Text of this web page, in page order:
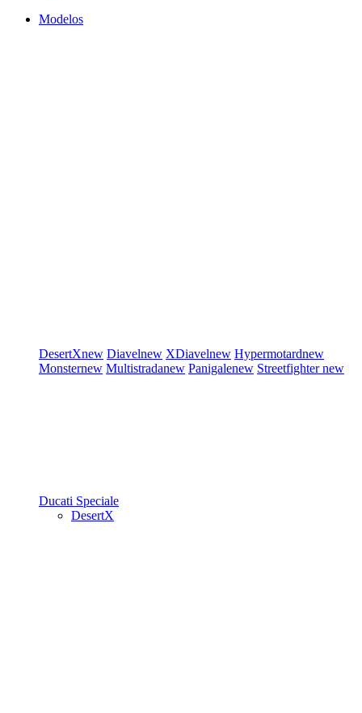
Modelos
DesertXnew Diavelnew XDiavelnew Hypermotardnew
Monsternew Multistradanew Panigalenew Streetfighternew
Ducati Speciale
DesertX